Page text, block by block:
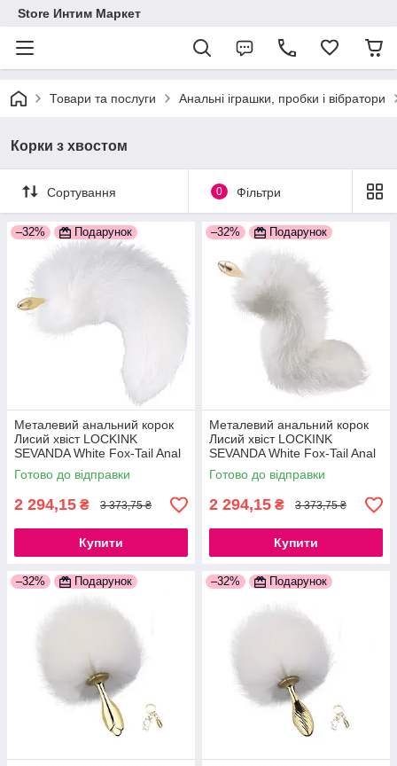
Store Интим Маркет
Товари та послуги Анальні іграшки, пробки і вібратори
Корки з хвостом
Сортування 0 Фільтри
–32% Подарунок
Металевий анальний корок
Лисий хвіст LOCKINK
SEVANDA White Fox-Tail Anal
Pear-shape Plug
Готово до відправки
2 294,15 ₴ 3 373,75 ₴
Купити
–32% Подарунок
Металевий анальний корок
Лисий хвіст LOCKINK
SEVANDA White Fox-Tail Anal
Rose-shape Plug
Готово до відправки
2 294,15 ₴ 3 373,75 ₴
Купити
–32% Подарунок –32% Подарунок